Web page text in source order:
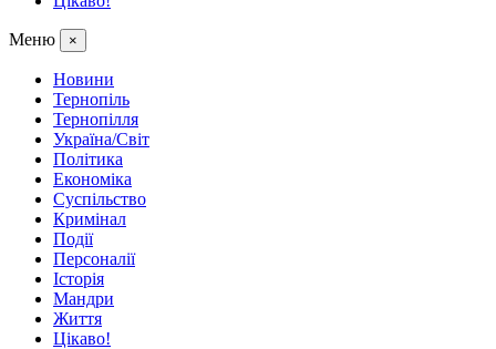
Меню ×
Новини
Тернопіль
Тернопілля
Україна/Світ
Політика
Економіка
Суспільство
Кримінал
Події
Персоналії
Історія
Мандри
Життя
Цікаво!